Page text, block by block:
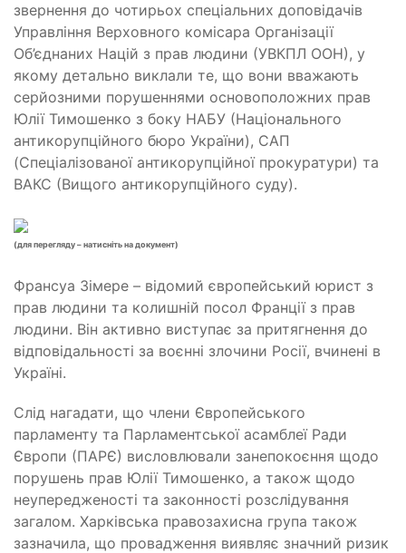
звернення до чотирьох спеціальних доповідачів
Управління Верховного комісара Організації
Об’єднаних Націй з прав людини (УВКПЛ ООН), у
якому детально виклали те, що вони вважають
серйозними порушеннями основоположних прав
Юлії Тимошенко з боку НАБУ (Національного
антикорупційного бюро України), САП
(Спеціалізованої антикорупційної прокуратури) та
ВАКС (Вищого антикорупційного суду).
(для перегляду – натисніть на документ)
Франсуа Зімере – відомий європейський юрист з
прав людини та колишній посол Франції з прав
людини. Він активно виступає за притягнення до
відповідальності за воєнні злочини Росії, вчинені в
Україні.
Слід нагадати, що члени Європейського
парламенту та Парламентської асамблеї Ради
Європи (ПАРЄ) висловлювали занепокоєння щодо
порушень прав Юлії Тимошенко, а також щодо
неупередженості та законності розслідування
загалом. Харківська правозахисна група також
зазначила, що провадження виявляє значний ризик